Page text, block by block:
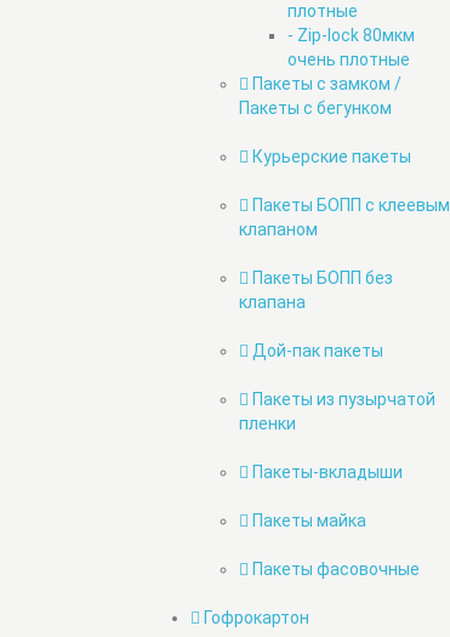
плотные
- Zip-lock 80мкм
очень плотные
Пакеты с замком /
Пакеты с бегунком
Курьерские пакеты
Пакеты БОПП с клеевым
клапаном
Пакеты БОПП без
клапана
Дой-пак пакеты
Пакеты из пузырчатой
пленки
Пакеты-вкладыши
Пакеты майка
Пакеты фасовочные
Гофрокартон